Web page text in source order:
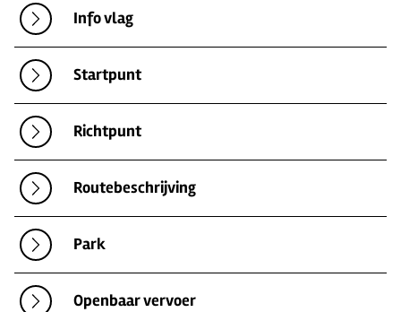
Info vlag
Startpunt
Richtpunt
Routebeschrijving
Park
Openbaar vervoer